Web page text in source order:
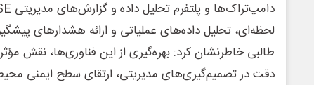
لحظه‌ای، تحلیل داده‌های عملیاتی و ارائه هشدارهای
طالبی خاطرنشان کرد: بهره‌گیری از این فناوری‌ها، نقش
دقت در تصمیم‌گیری‌های مدیریتی، ارتقای سطح ایمنی